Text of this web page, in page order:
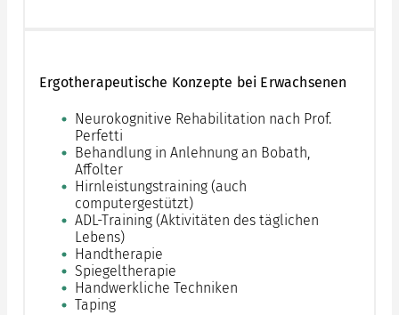
Ergotherapeutische Konzepte bei Erwachsenen
Neurokognitive Rehabilitation nach Prof.
Perfetti
Behandlung in Anlehnung an Bobath,
Affolter
Hirnleistungstraining (auch
computergestützt)
ADL-Training (Aktivitäten des täglichen
Lebens)
Handtherapie
Spiegeltherapie
Handwerkliche Techniken
Taping